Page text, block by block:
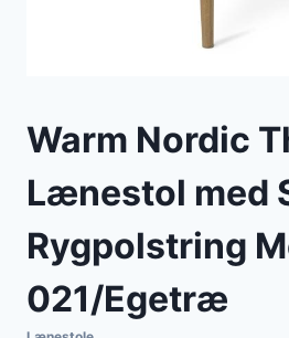
Warm Nordic
Lænestol med
Rygpolstring
021/Egetræ